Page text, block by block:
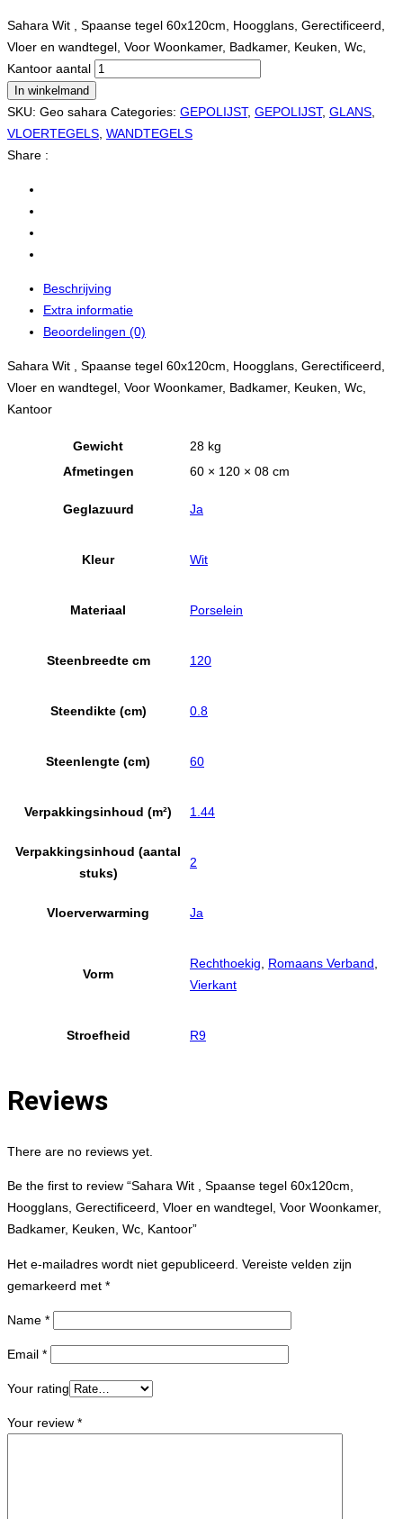
Sahara Wit , Spaanse tegel 60x120cm, Hoogglans, Gerectificeerd,
Vloer en wandtegel, Voor Woonkamer, Badkamer, Keuken, Wc,
Kantoor aantal
In winkelmand
SKU: Geo sahara Categories: GEPOLIJST, GEPOLIJST, GLANS,
VLOERTEGELS, WANDTEGELS
Share :
Beschrijving
Extra informatie
Beoordelingen (0)
Sahara Wit , Spaanse tegel 60x120cm, Hoogglans, Gerectificeerd,
Vloer en wandtegel, Voor Woonkamer, Badkamer, Keuken, Wc,
Kantoor
Gewicht
28 kg
Afmetingen
60 × 120 × 08 cm
Geglazuurd Ja
Kleur Wit
Materiaal Porselein
Steenbreedte cm 120
Steendikte (cm) 0.8
Steenlengte (cm) 60
Verpakkingsinhoud (m²) 1.44
Verpakkingsinhoud (aantal
stuks)
2
Vloerverwarming Ja
Vorm
Rechthoekig, Romaans Verband,
Vierkant
Stroefheid R9
Reviews
There are no reviews yet.
Be the first to review “Sahara Wit , Spaanse tegel 60x120cm,
Hoogglans, Gerectificeerd, Vloer en wandtegel, Voor Woonkamer,
Badkamer, Keuken, Wc, Kantoor”
Het e-mailadres wordt niet gepubliceerd. Vereiste velden zijn
gemarkeerd met *
Name *
Email *
Your rating
Your review *